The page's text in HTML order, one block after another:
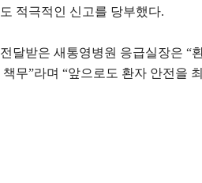
적극적인 신고를 당부했다.
달받은 새통영병원 응급실장은 “
책무”라며 “앞으로도 환자 안전을